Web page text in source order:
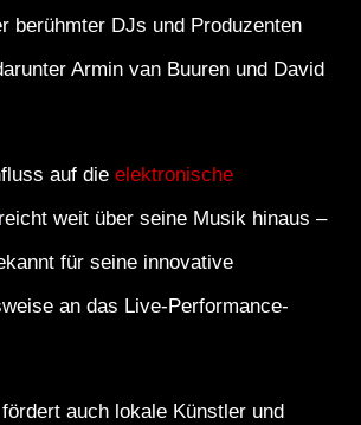
berühmter DJs und Produzenten
Armin van Buuren und David
auf dieelektronische
reicht weit über seine Musik hinaus –
für seine innovative
an das Live-Performance-
auch lokale Künstler und